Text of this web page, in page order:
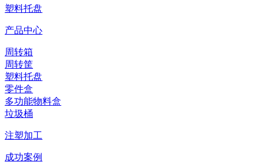
塑料托盘
产品中心
周转箱
周转筐
塑料托盘
零件盒
多功能物料盒
垃圾桶
注塑加工
成功案例